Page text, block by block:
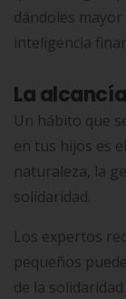
dándoles
inteligencia
La
Un hábito que
en tus hijos es
naturaleza, la
solidaridad.
Los expertos
pequeños
de la